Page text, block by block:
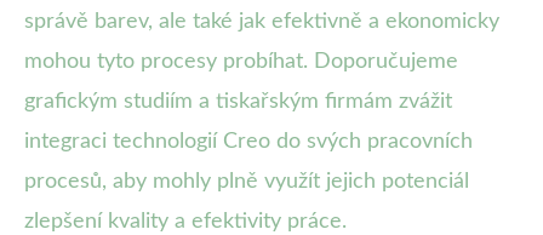
správě barev, ale také jak efektivně a ekonomicky
mohou tyto procesy probíhat. Doporučujeme
grafickým studiím a tiskařským firmám zvážit
integraci technologií Creo do svých pracovních
procesů, aby mohly plně využít jejich potenciál
zlepšení kvality a efektivity práce.